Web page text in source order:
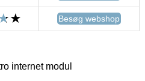
Besøg webshop
internet modul